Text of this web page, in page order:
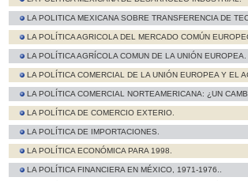
LA POLITICA MEXICANA SOBRE TRANSFERENCIA DE
LA POLÍTICA AGRICOLA DEL MERCADO COMÚN
LA POLÍTICA AGRÍCOLA COMUN DE LA UNIÓN EUROPEA.
LA POLÍTICA COMERCIAL DE LA UNIÓN EUROPEA Y EL
LA POLÍTICA COMERCIAL NORTEAMERICANA: ¿UN
LA POLÍTICA DE COMERCIO EXTERIO.
LA POLÍTICA DE IMPORTACIONES.
LA POLÍTICA ECONÓMICA PARA 1998.
LA POLÍTICA FINANCIERA EN MÉXICO, 1971-1976..